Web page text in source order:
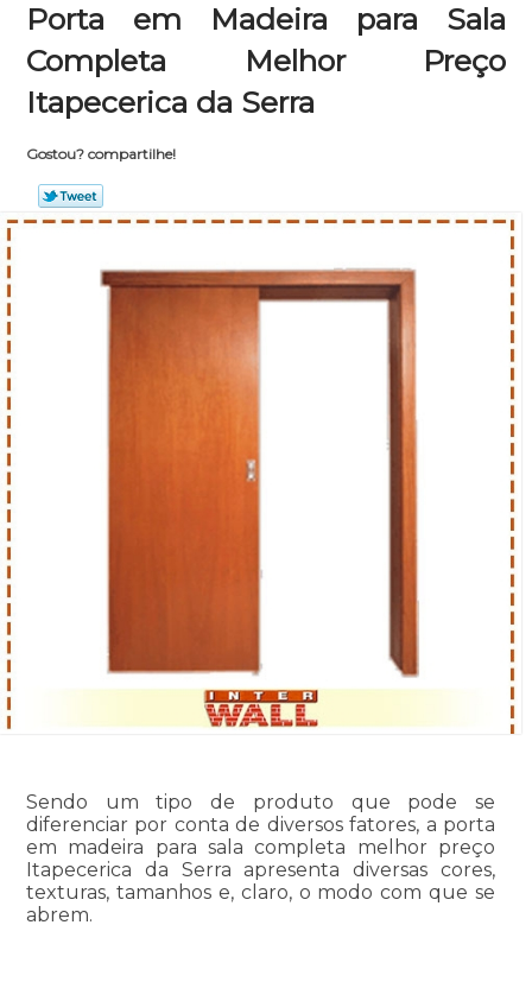
Porta em Madeira para Sala
Completa Melhor Preço
Itapecerica da Serra
Gostou? compartilhe!
Sendo um tipo de produto que pode se
diferenciar por conta de diversos fatores, a porta
em madeira para sala completa melhor preço
Itapecerica da Serra apresenta diversas cores,
texturas, tamanhos e, claro, o modo com que se
abrem.